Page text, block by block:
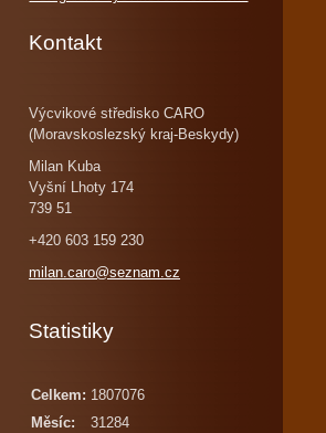
Kontakt
Výcvikové středisko CARO
(Moravskoslezský kraj-Beskydy)
Milan Kuba
Vyšní Lhoty 174
739 51
+420 603 159 230
milan.caro@seznam.cz
Statistiky
Celkem: 1807076
Měsíc:
31284